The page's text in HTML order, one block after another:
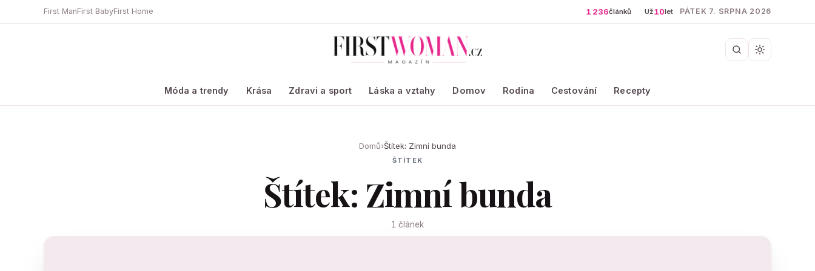
First ManFirst BabyFirst Home 1 236článků Už10let PÁTEK 7. SRPNA 2026
Móda a trendy Krása Zdravi a sport Láska a vztahy Domov Rodina Cestování Recepty
Domů›Štítek: Zimní bunda
ŠTÍTEK
Štítek: Zimní bunda
1 článek